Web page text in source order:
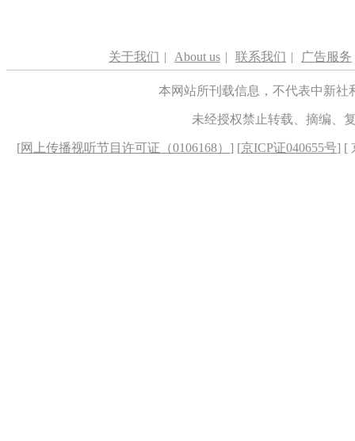
关于我们 | About us | 联系我们 | 广告服务
本网站所刊载信息，不代表中新
未经授权禁止转载、摘编、
[网上传播视听节目许可证（0106168） ] [京ICP证040655号] [